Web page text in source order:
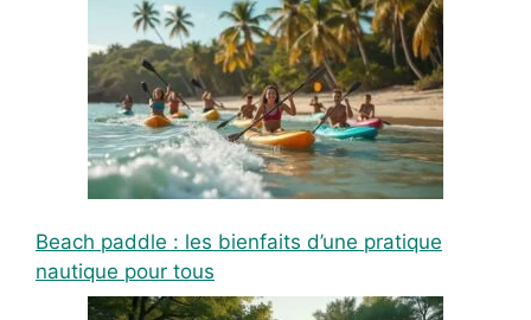
Beach paddle : les bienfaits d’une pratique
nautique pour tous